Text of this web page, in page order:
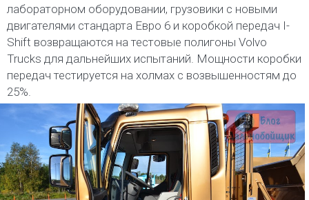
лабораторном оборудовании, грузовики с новыми
двигателями стандарта Евро 6 и коробкой передач I-
Shift возвращаются на тестовые полигоны Volvo
Trucks для дальнейших испытаний. Мощности коробки
передач тестируется на холмах с возвышенностям до
25%.